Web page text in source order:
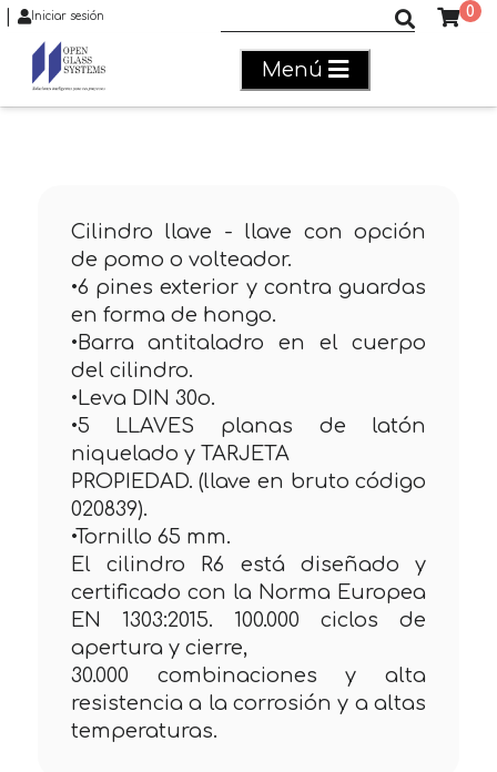
Iniciar sesión 0
Menú
Cilindro llave - llave con opción
de pomo o volteador.
•6 pines exterior y contra guardas
en forma de hongo.
•Barra antitaladro en el cuerpo
del cilindro.
•Leva DIN 30o.
•5 LLAVES planas de latón
niquelado y TARJETA
PROPIEDAD. (llave en bruto código
020839).
•Tornillo 65 mm.
El cilindro R6 está diseñado y
certificado con la Norma Europea
EN 1303:2015. 100.000 ciclos de
apertura y cierre,
30.000 combinaciones y alta
resistencia a la corrosión y a altas
temperaturas.